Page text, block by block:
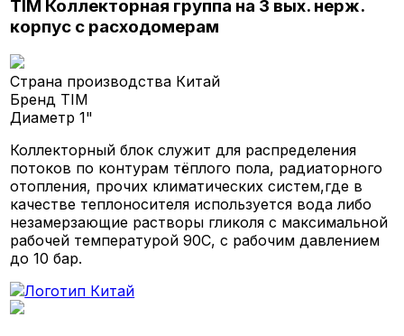
TIM Коллекторная группа на 3 вых. нерж.
корпус с расходомерам
Страна производства Китай
Бренд TIM
Диаметр1"
Коллекторный блок служит для распределения
потоков по контурам тёплого пола, радиаторного
отопления, прочих климатических систем,где в
качестве теплоносителя используется вода либо
незамерзающие растворы гликоля с максимальной
рабочей температурой 90С, с рабочим давлением
до 10 бар.